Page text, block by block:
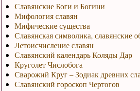
Славянские Боги и Богини
Мифология славян
Мифические существа
Славянская символика, славянские
Летоисчисление славян
Славянский календарь Коляды Дар
Круголет Числобога
Сварожий Круг – Зодиак древних
Славянский гороскоп Чертогов